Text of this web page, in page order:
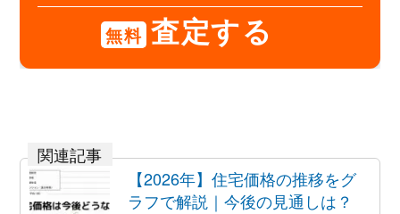
無料 査定する
【2026年】住宅価格の推移をグ
ラフで解説｜今後の見通しは？